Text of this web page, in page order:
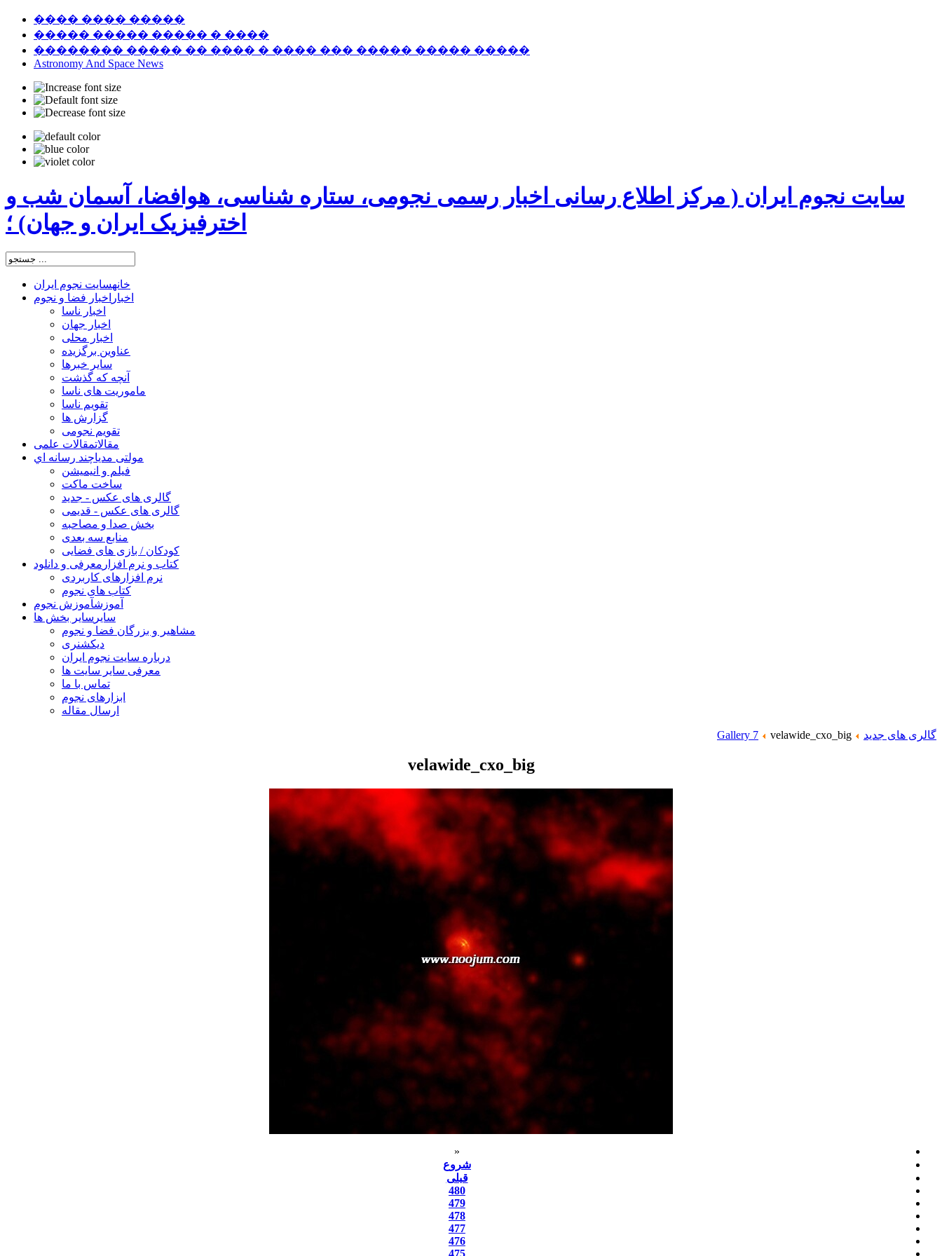
���� ���� �����
����� ����� ����� � ����
�������� ����� �� ���� � ���� ��� ����� ����� �����
Astronomy And Space News
سایت نجوم ایران ( مرکز اطلاع رسانی اخبار رسمی نجومی، ستاره شناسی، هوافضا، آسمان شب و
اخترفیزیک ایران و جهان) ؛
خانهسایت نجوم ایران
اخبار اخبار فضا و نجوم
اخبار ناسا
اخبار جهان
اخبار محلی
عناوین برگزیده
سایر خبرها
آنچه که گذشت
ماموریت های ناسا
تقویم ناسا
گزارش ها
تقویم نجومی
مقالاتمقالات علمی
مولتی مدیاچند رسانه اي
فیلم و انیمیشن
ساخت ماکت
گالری های عکس - جدید
گالری های عکس - قدیمی
بخش صدا و مصاحبه
منابع سه بعدی
کودکان / بازی های فضایی
کتاب و نرم افزار معرفی و دانلود
نرم افزارهای کاربردی
کتاب های نجوم
آموزشآموزش نجوم
سایر سایر بخش ها
مشاهیر و بزرگان فضا و نجوم
دیکشنری
درباره سایت نجوم ایران
معرفی سایر سایت ها
تماس با ما
ابزارهای نجوم
ارسال مقاله
گالری های جدید Gallery 7 velawide_cxo_big
velawide_cxo_big
«
شروع
قبلی
480
479
478
477
476
475